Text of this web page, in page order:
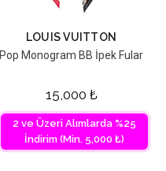
LOUIS VUITTON
Pop Monogram BB İpek Fular
15,000 ₺
2 ve Üzeri Alımlarda %25
İndirim (Min. 5,000 ₺)